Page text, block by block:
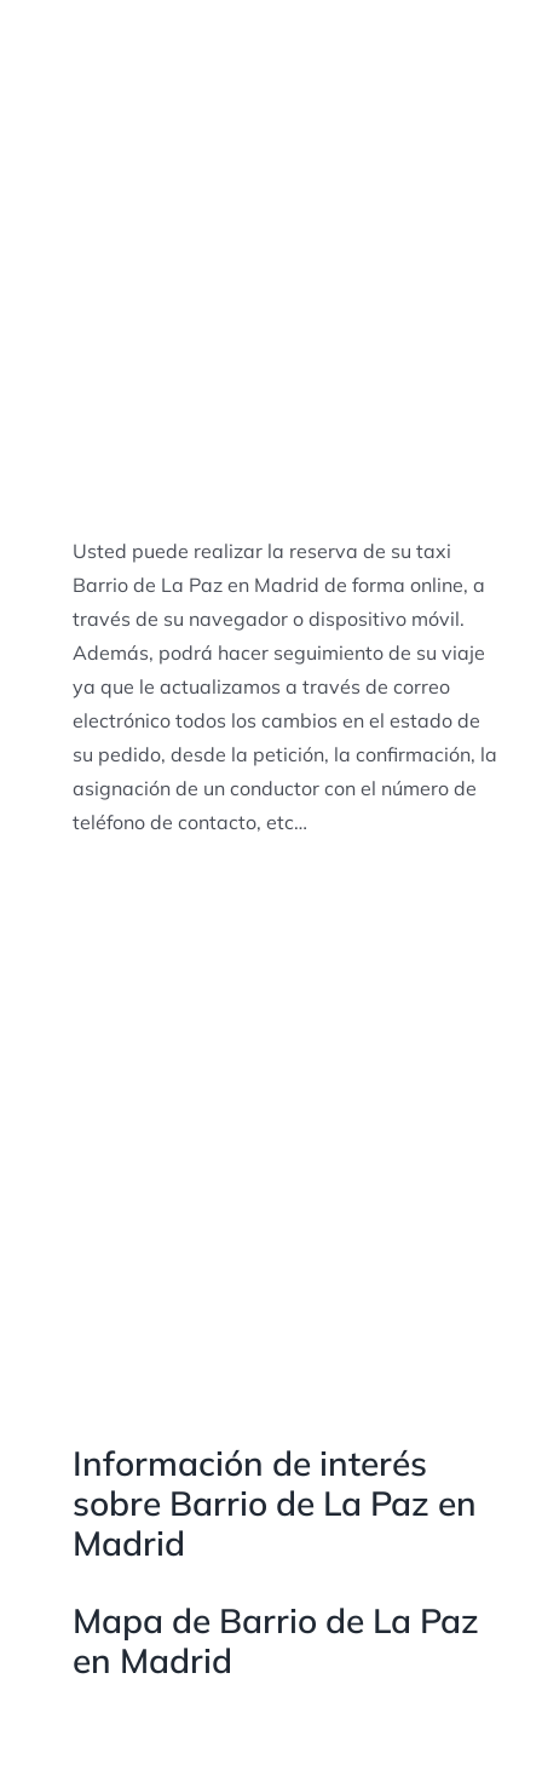
Usted puede realizar la reserva de su taxi
Barrio de La Paz en Madrid de forma online, a
través de su navegador o dispositivo móvil.
Además, podrá hacer seguimiento de su viaje
ya que le actualizamos a través de correo
electrónico todos los cambios en el estado de
su pedido, desde la petición, la confirmación, la
asignación de un conductor con el número de
teléfono de contacto, etc…
Información de interés
sobre Barrio de La Paz en
Madrid
Mapa de Barrio de La Paz
en Madrid